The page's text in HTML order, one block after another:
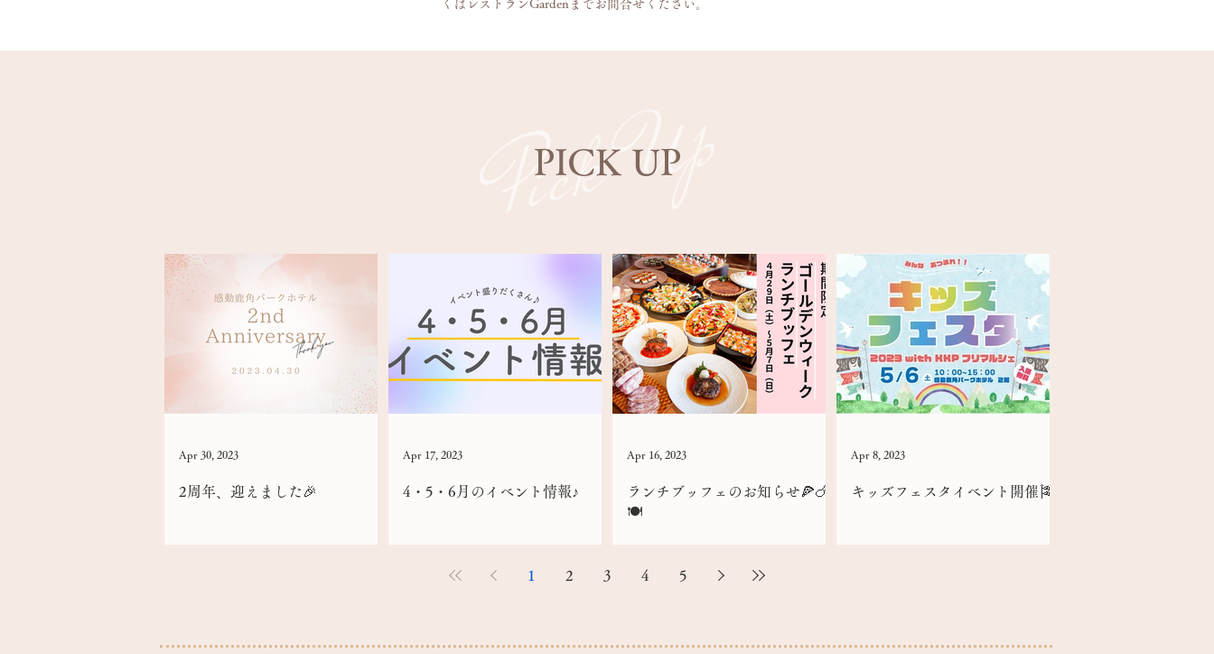
くはレストランGardenまでお問合せください。
Pick Up
PICK UP
2周年、迎えました🎉
Apr 30, 2023
4・5・6月のイベント情報♪
Apr 17, 2023
ランチブッフェのお知らせ🍕🍗
🍽️
Apr 16, 2023
キッズフェスタイベント開催🎏
Apr 8, 2023
1 2 3 4 5